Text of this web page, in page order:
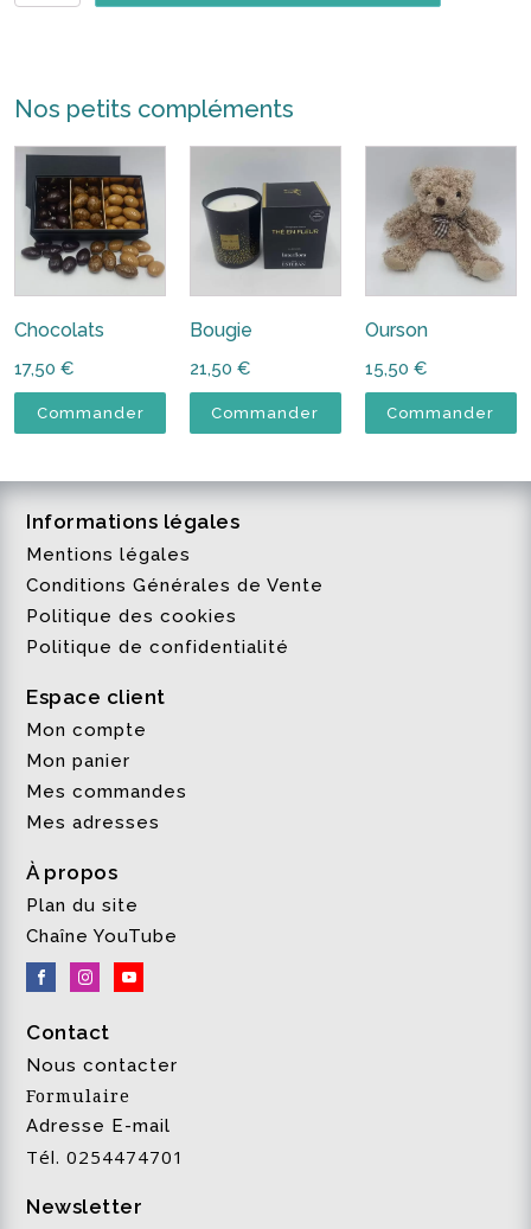
Nos petits compléments
Chocolats
17,50€
Commander
Bougie
21,50€
Commander
Ourson
15,50 €
Commander
Informations légales
Mentions légales
Conditions Générales de Vente
Politique des cookies
Politique de confidentialité
Espace client
Mon compte
Mon panier
Mes commandes
Mes adresses
À propos
Plan du site
Chaîne YouTube
Contact
Nous contacter
Formulaire
Adresse E-mail
Tél. 0254474701
Newsletter